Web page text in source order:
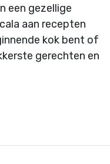
een gezellige
aan recepten
kok bent of
gerechten en